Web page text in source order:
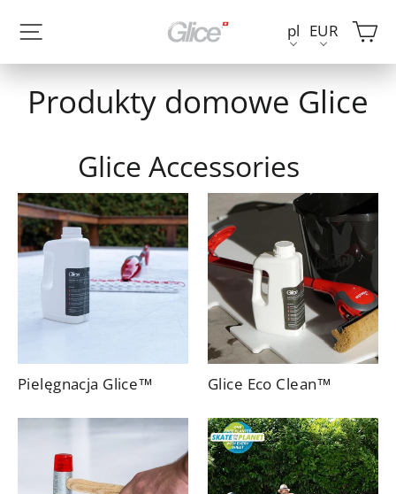
treści
Nawigacja w witrynie EUR
pl
Produkty domowe Glice
Glice Accessories
Pielęgnacja Glice™ Glice Eco Clean™